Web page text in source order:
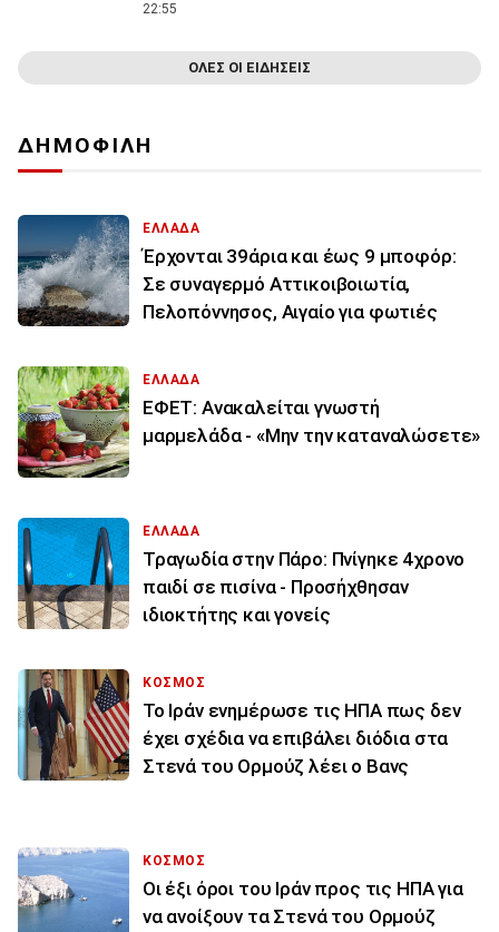
22:55
ΟΛΕΣ ΟΙ ΕΙΔΗΣΕΙΣ
ΔΗΜΟΦΙΛΗ
ΕΛΛΑΔΑ
Έρχονται 39άρια και έως 9 μποφόρ:
Σε συναγερμό Αττικοιβοιωτία,
Πελοπόννησος, Αιγαίο για φωτιές
ΕΛΛΑΔΑ
ΕΦΕΤ: Ανακαλείται γνωστή
μαρμελάδα - «Μην την καταναλώσετε»
ΕΛΛΑΔΑ
Τραγωδία στην Πάρο: Πνίγηκε 4χρονο
παιδί σε πισίνα - Προσήχθησαν
ιδιοκτήτης και γονείς
ΚΟΣΜΟΣ
To Ιράν ενημέρωσε τις ΗΠΑ πως δεν
έχει σχέδια να επιβάλει διόδια στα
Στενά του Ορμούζ λέει ο Βανς
ΚΟΣΜΟΣ
Οι έξι όροι του Ιράν προς τις ΗΠΑ για
να ανοίξουν τα Στενά του Ορμούζ